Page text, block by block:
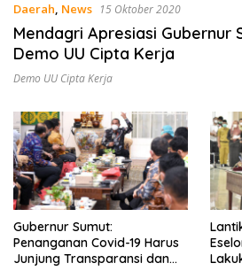
Daerah, News 15 Oktober 2020
Mendagri Apresiasi Gubernur
Demo UU Cipta Kerja
Demo UU Cipta Kerja
Gubernur Sumut:
Penanganan Covid-19 Harus
Junjung Transparansi dan